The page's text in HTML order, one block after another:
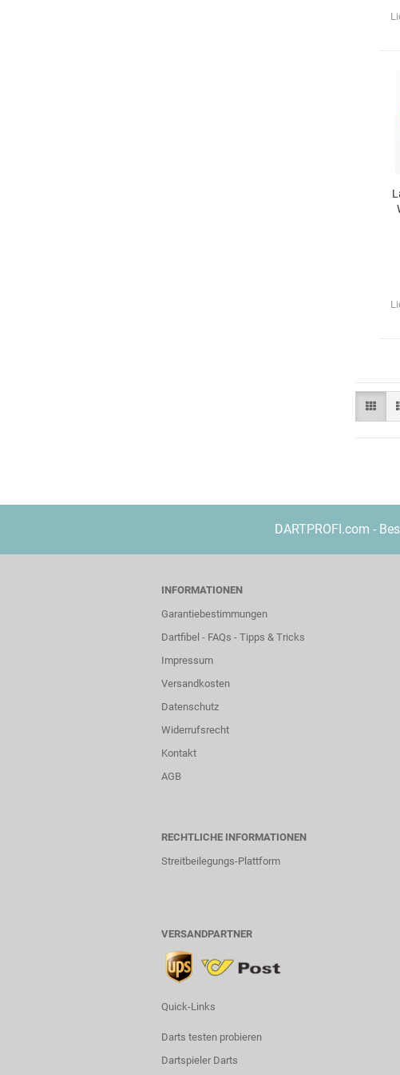
DARTPROFI.com -
INFORMATIONEN
Garantiebestimmungen
Dartfibel - FAQs - Tipps & Tricks
Impressum
Versandkosten
Datenschutz
Widerrufsrecht
Kontakt
AGB
RECHTLICHE INFORMATIONEN
Streitbeilegungs-Plattform
VERSANDPARTNER
Quick-Links
Darts testen probieren
Dartspieler Darts